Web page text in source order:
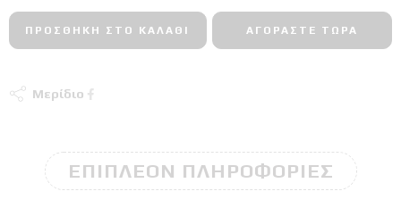
ΠΡΟΣΘΉΚΗ ΣΤΟ ΚΑΛΆΘΙ ΑΓΟΡΆΣΤΕ ΤΏΡΑ
Μερίδιο
ΕΠΙΠΛΈΟΝ ΠΛΗΡΟΦΟΡΊΕΣ